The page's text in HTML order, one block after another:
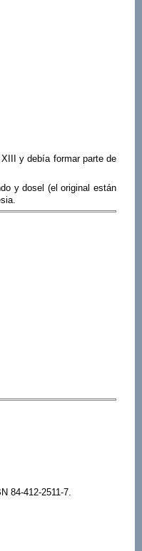
y debía formar parte de
y dosel (el original están
84-412-2511-7.